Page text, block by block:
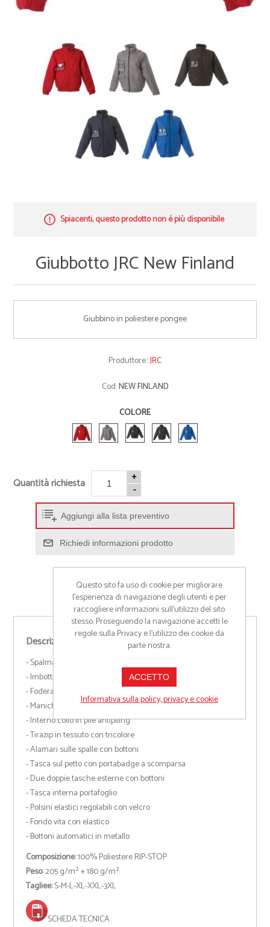
Spiacenti, questo prodotto non é più disponibile
Giubbotto JRC New Finland
Giubbino in poliestere pongee
Produttore::JRC
Cod:NEW FINLAND
COLORE
Quantità richiesta
+
-
Aggiungi alla lista preventivo
Richiedi informazioni prodotto
Descrizione
- Spalmatura in PVC impermeabile
- Imbottitura in poliestere
- Fodera in poliestere
- Maniche staccabili
- Interno collo in pile antipiling
- Tirazip in tessuto con tricolore
- Alamari sulle spalle con bottoni
- Tasca sul petto con portabadge a scomparsa
- Due doppie tasche esterne con bottoni
- Tasca interna portafoglio
- Polsini elastici regolabili con velcro
- Fondo vita con elastico
- Bottoni automatici in metallo
Composizione:100% Poliestere RIP-STOP
Peso:205 g/m² + 180 g/m²
Tagliee:S-M-L-XL-XXL-3XL
SCHEDA TECNICA
Questo sito fa uso di cookie per migliorare
l’esperienza di navigazione degli utenti e per
raccogliere informazioni sull’utilizzo del sito
stesso. Proseguendo la navigazione accetti le
regole sulla Privacy e l'utilizzo dei cookie da
parte nostra.
ACCETTO
Informativa sulla policy, privacy e cookie